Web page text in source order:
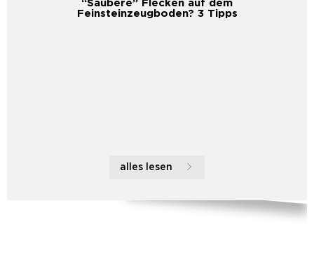
“Saubere” Flecken auf dem
Feinsteinzeugboden? 3 Tipps
alles lesen